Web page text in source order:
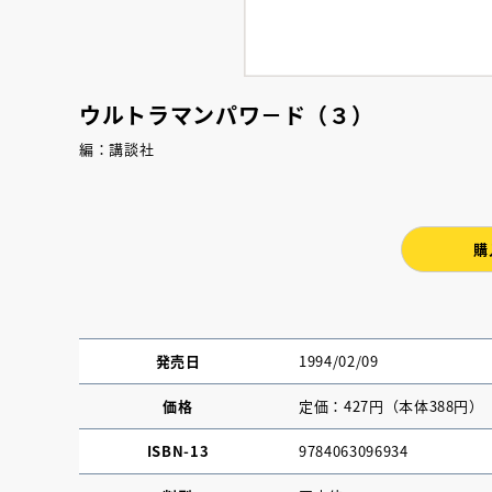
ウルトラマンパワ－ド（３）
編：講談社
発売日 1994/02/09
価格 定価：427円（本体388円）
ISBN-13 9784063096934